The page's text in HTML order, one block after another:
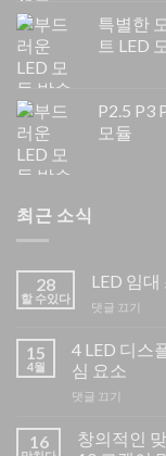
특별한
트 LED
P2.5 P3
모듈
최근 소식
28
할 수있다
LED 임
댓글 끄기
에
LED
크
15
4월
4 LED 디스
심 요소
댓글 끄기
에
4
16
창의적인